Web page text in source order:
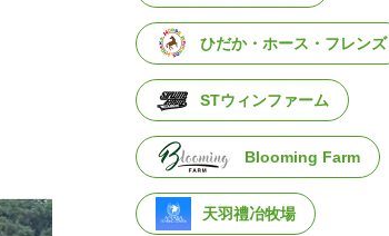
ひだか・ホース・フレンズ
STウィンファーム
Blooming Farm
天羽禮冶牧場